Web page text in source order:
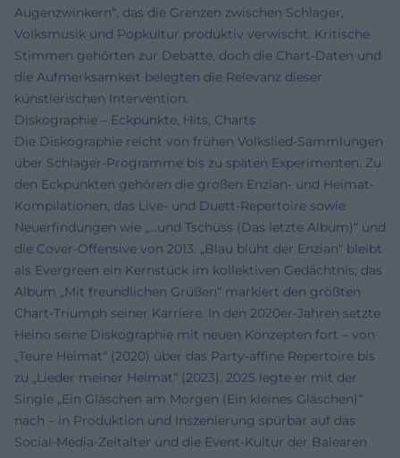
Augenzwinkern“, das die Grenzen zwischen Schlager,
Volksmusik und Popkultur produktiv verwischt. Kritische
Stimmen gehörten zur Debatte, doch die Chart-Daten und
die Aufmerksamkeit belegten die Relevanz dieser
künstlerischen Intervention.
Diskographie – Eckpunkte, Hits, Charts
Die Diskographie reicht von frühen Volkslied-Sammlungen
über Schlager-Programme bis zu späten Experimenten. Zu
den Eckpunkten gehören die großen Enzian- und Heimat-
Kompilationen, das Live- und Duett-Repertoire sowie
Neuerfindungen wie „…und Tschüss (Das letzte Album)“ und
die Cover-Offensive von 2013. „Blau blüht der Enzian“ bleibt
als Evergreen ein Kernstück im kollektiven Gedächtnis; das
Album „Mit freundlichen Grüßen“ markiert den größten
Chart-Triumph seiner Karriere. In den 2020er-Jahren setzte
Heino seine Diskographie mit neuen Konzepten fort – von
„Teure Heimat“ (2020) über das Party-affine Repertoire bis
zu „Lieder meiner Heimat“ (2023). 2025 legte er mit der
Single „Ein Gläschen am Morgen (Ein kleines Gläschen)“
nach – in Produktion und Inszenierung spürbar auf das
Social-Media-Zeitalter und die Event-Kultur der Balearen